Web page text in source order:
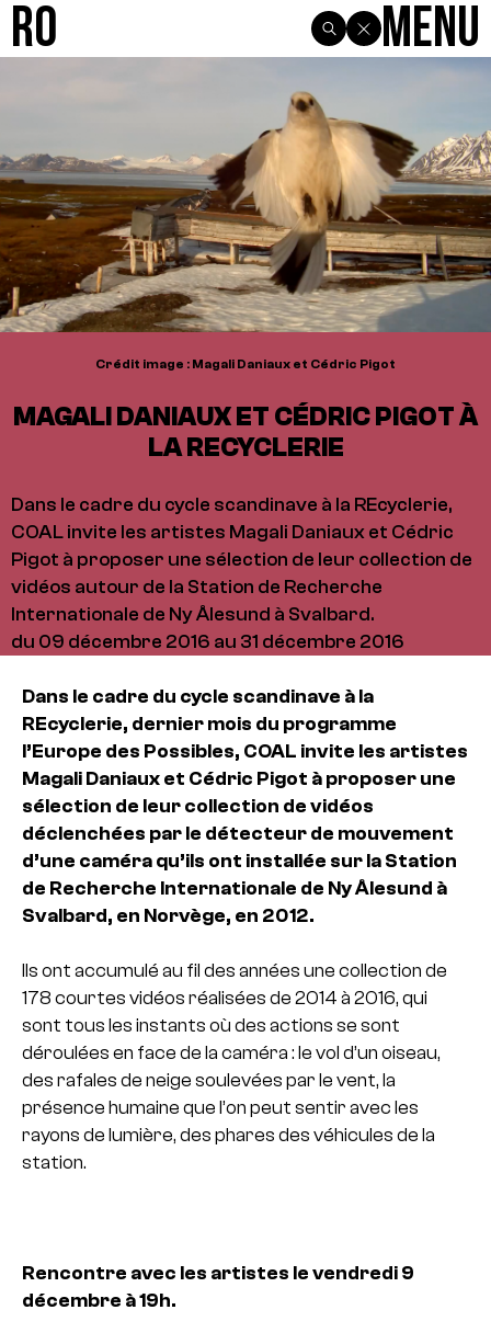
R0 Menu
Crédit image : Magali Daniaux et Cédric Pigot
MAGALI DANIAUX ET CÉDRIC PIGOT À
LA RECYCLERIE
Dans le cadre du cycle scandinave à la REcyclerie,
COAL invite les artistes Magali Daniaux et Cédric
Pigot à proposer une sélection de leur collection de
vidéos autour de la Station de Recherche
Internationale de Ny Ålesund à Svalbard.
du 09 décembre 2016 au 31 décembre 2016
Dans le cadre du cycle scandinave à la
REcyclerie, dernier mois du programme
l’Europe des Possibles, COAL invite les artistes
Magali Daniaux et Cédric Pigot à proposer une
sélection de leur collection de vidéos
déclenchées par le détecteur de mouvement
d’une caméra qu’ils ont installée sur la Station
de Recherche Internationale de Ny Ålesund à
Svalbard, en Norvège, en 2012.
Ils ont accumulé au fil des années une collection de
178 courtes vidéos réalisées de 2014 à 2016, qui
sont tous les instants où des actions se sont
déroulées en face de la caméra : le vol d’un oiseau,
des rafales de neige soulevées par le vent, la
présence humaine que l’on peut sentir avec les
rayons de lumière, des phares des véhicules de la
station.
Rencontre avec les artistes le vendredi 9
décembre à 19h.